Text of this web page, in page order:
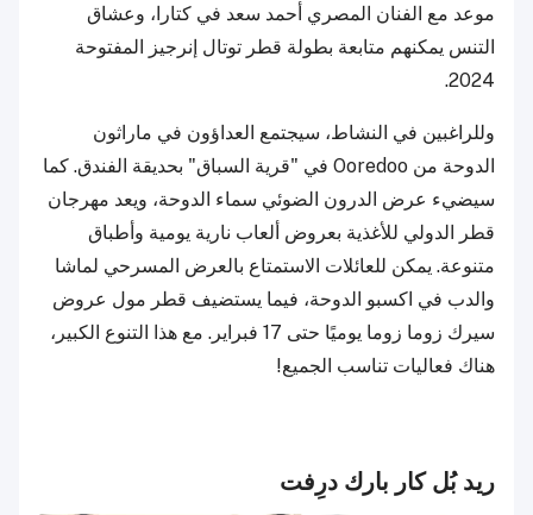
موعد مع الفنان المصري أحمد سعد في كتارا، وعشاق
التنس يمكنهم متابعة بطولة قطر توتال إنرجيز المفتوحة
2024.
وللراغبين في النشاط، سيجتمع العداؤون في ماراثون
الدوحة من Ooredoo في "قرية السباق" بحديقة الفندق. كما
سيضيء عرض الدرون الضوئي سماء الدوحة، ويعد مهرجان
قطر الدولي للأغذية بعروض ألعاب نارية يومية وأطباق
متنوعة. يمكن للعائلات الاستمتاع بالعرض المسرحي لماشا
والدب في اكسبو الدوحة، فيما يستضيف قطر مول عروض
سيرك زوما زوما يوميًا حتى 17 فبراير. مع هذا التنوع الكبير،
هناك فعاليات تناسب الجميع!
ريد بُل كار بارك درِفت